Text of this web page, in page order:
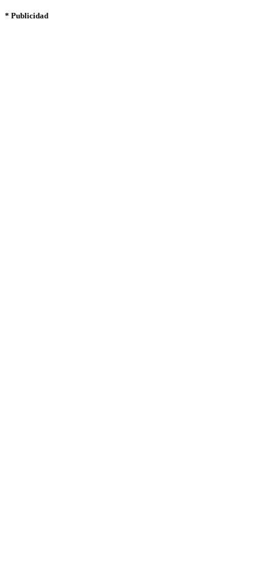
* Publicidad